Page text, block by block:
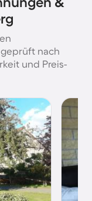
nach
und Preis-